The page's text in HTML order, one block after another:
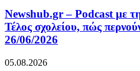
Newshub.gr – Podcast με
Τέλος σχολείου, πώς
26/06/2026
05.08.2026